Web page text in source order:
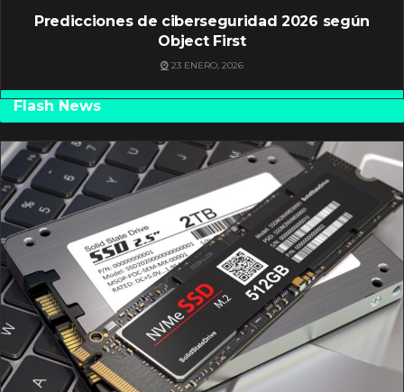
Predicciones de ciberseguridad 2026 según
Object First
23 ENERO, 2026
Flash News